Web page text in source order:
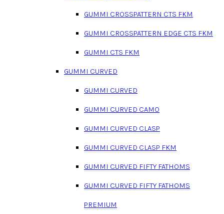
GUMMI CROSSPATTERN CTS FKM
GUMMI CROSSPATTERN EDGE CTS FKM
GUMMI CTS FKM
GUMMI CURVED
GUMMI CURVED
GUMMI CURVED CAMO
GUMMI CURVED CLASP
GUMMI CURVED CLASP FKM
GUMMI CURVED FIFTY FATHOMS
GUMMI CURVED FIFTY FATHOMS
PREMIUM